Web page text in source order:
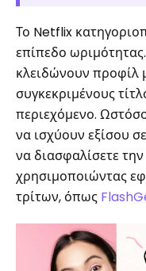
Το Netflix
επίπεδο
κλειδώνουν προφίλ
συγκεκριμένους
περιεχόμενο.
να ισχύουν εξίσου
να διασφαλίσετε
χρησιμοποιώντας
τρίτων, όπως